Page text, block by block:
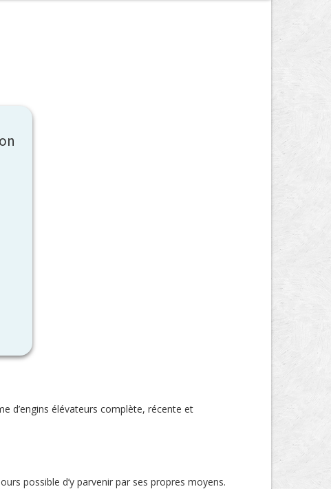
d’engins élévateurs complète, récente et
possible d’y parvenir par ses propres moyens.